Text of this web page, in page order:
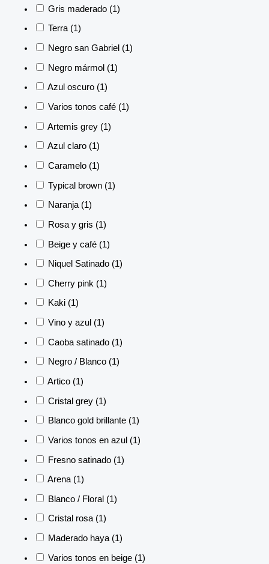
Gris maderado (1)
Terra (1)
Negro san Gabriel (1)
Negro mármol (1)
Azul oscuro (1)
Varios tonos café (1)
Artemis grey (1)
Azul claro (1)
Caramelo (1)
Typical brown (1)
Naranja (1)
Rosa y gris (1)
Beige y café (1)
Niquel Satinado (1)
Cherry pink (1)
Kaki (1)
Vino y azul (1)
Caoba satinado (1)
Negro / Blanco (1)
Artico (1)
Cristal grey (1)
Blanco gold brillante (1)
Varios tonos en azul (1)
Fresno satinado (1)
Arena (1)
Blanco / Floral (1)
Cristal rosa (1)
Maderado haya (1)
Varios tonos en beige (1)